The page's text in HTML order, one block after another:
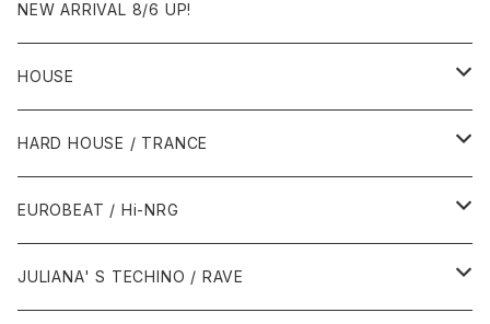
NEW ARRIVAL 8/6 UP!
HOUSE
1980年代
1987年・以前
1988年
1990年代
1990年
2000年代
HARD HOUSE / TRANCE
1990年代
1994年・以前
2000年代
EUROBEAT / Hi-NRG
1980年代
JULIANA' S TECHINO / RAVE